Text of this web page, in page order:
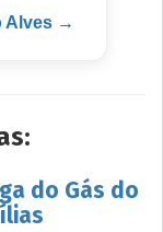
Alves →
do Gás do